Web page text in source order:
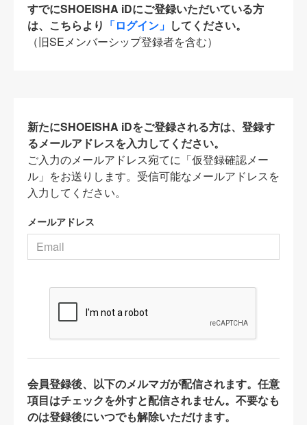
すでにSHOEISHA iDにご登録いただいている方
は、こちらより 「ログイン」 してください。
（旧SEメンバーシップ登録者を含む）
新たにSHOEISHA iDをご登録される方は、登録す
るメールアドレスを入力してください。
ご入力のメールアドレス宛てに「仮登録確認メー
ル」をお送りします。受信可能なメールアドレスを
入力してください。
メールアドレス
会員登録後、以下のメルマガが配信されます。任意
項目はチェックを外すと配信されません。不要なも
のは登録後にいつでも解除いただけます。